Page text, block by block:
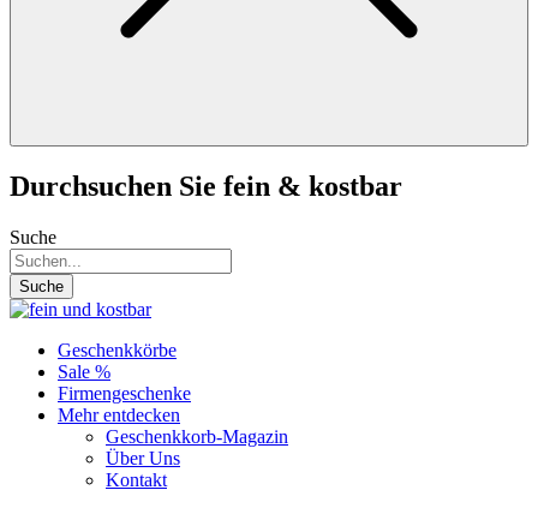
Durchsuchen Sie fein & kostbar
Suche
Suche
Geschenkkörbe
Sale %
Firmengeschenke
Mehr entdecken
Geschenkkorb-Magazin
Über Uns
Kontakt